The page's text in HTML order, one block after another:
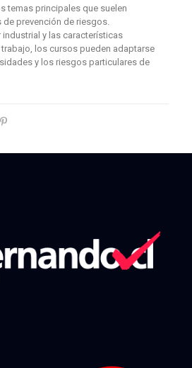
temas principales que suelen
prevención de riesgos.
y las características
los cursos pueden adaptarse
y los riesgos particulares de